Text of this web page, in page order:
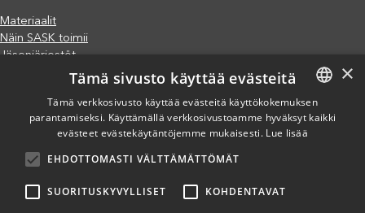
Materiaalit
Näin SASK toimii
Jäsenjärjestöt
Saavutettavuusseloste
Tietosuojaseloste
Eettiset periaatteet (pdf)
Miten voit auttaa?
Lahjoita
Liity kannatusjäseneksi
FINNISH
×
Tämä sivusto käyttää evästeitä
Tämä verkkosivusto käyttää evästeitä käyttökokemuksen
parantamiseksi. Käyttämällä verkkosivustoamme hyväksyt kaikki
evästeet evästekäytäntöjemme mukaisesti. Lue lisää
EHDOTTOMASTI VÄLTTÄMÄTTÖMÄT
SUORITUSKYVYLLISET KOHDENTAVAT